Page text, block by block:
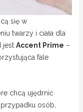
się w
twarzy i ciała dla
jest Accent Prime –
fale
chcą ujędrnić
osób,